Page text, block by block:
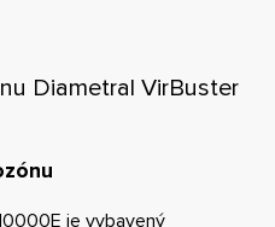
Diametral VirBuster
je vybavený